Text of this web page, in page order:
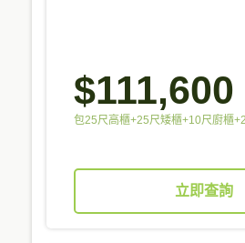
$111,600
包25尺高櫃+25尺矮櫃+10尺廚櫃
立即查詢